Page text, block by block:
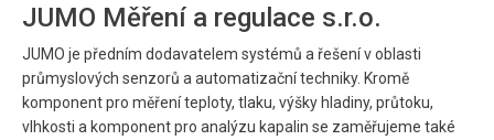
JUMO Měření a regulace s.r.o.
JUMO je předním dodavatelem systémů a řešení v oblasti
průmyslových senzorů a automatizační techniky. Kromě
komponent pro měření teploty, tlaku, výšky hladiny, průtoku,
vlhkosti a komponent pro analýzu kapalin se zaměřujeme také